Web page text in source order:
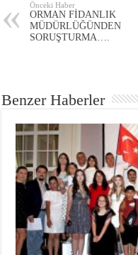
Önceki Haber
ORMAN FİDANLIK
MÜDÜRLÜĞÜNDEN
SORUŞTURMA….
Benzer Haberler